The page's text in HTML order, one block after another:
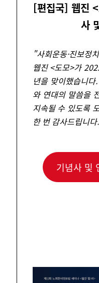
[편집국] 웹진
사
"사회운동·진보정
웹진 <도모>가
년을 맞이했습니
와 연대의 말씀을
지속될 수 있도록
한 번 감사드립니다.
기념사 및